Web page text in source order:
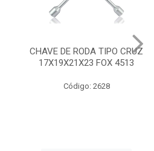
CHAVE DE RODA TIPO CRUZ
17X19X21X23 FOX 4513
Código: 2628